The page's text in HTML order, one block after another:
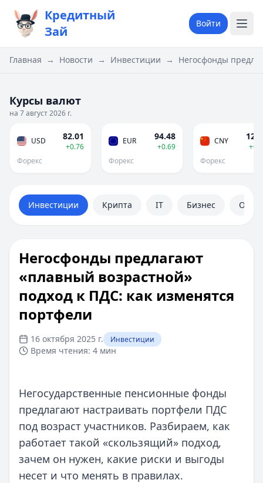
Кредитный
Зай
Войти
Главная → Новости → Инвестиции → Негосфонды
Курсы валют
на 7 август 2026 г.
USD 82.01
+0.76
Форекс
EUR 94.48
+0.69
Форекс
CNY
Форекс
Инвестиции Крипта IT Бизнес
Негосфонды предлагают
«плавный возрастной»
подход к ПДС: как изменятся
портфели
16 октября 2025 г. Инвестиции
Время чтения: 4 мин
Негосударственные пенсионные фонды
предлагают настраивать портфели ПДС
под возраст участников. Разбираем, как
работает такой «скользящий» подход,
зачем он нужен, какие риски и выгоды
несет и что менять в правилах.